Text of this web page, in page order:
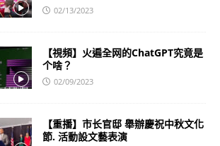
02/13/2023
【視頻】火遍全网的ChatGPT究竟是
个啥？
02/09/2023
【重播】市长官邸 舉辦慶祝中秋文化
節. 活動設文藝表演